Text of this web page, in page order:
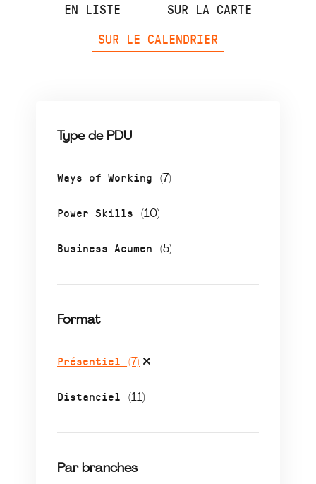
EN LISTE
SUR LA CARTE
SUR LE CALENDRIER
Type de PDU
Ways of Working (7)
Power Skills (10)
Business Acumen (5)
Format
Présentiel (7)
Distanciel (11)
Par branches